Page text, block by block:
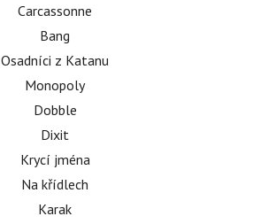
Carcassonne
Bang
Osadníci z Katanu
Monopoly
Dobble
Dixit
Krycí jména
Na křídlech
Karak